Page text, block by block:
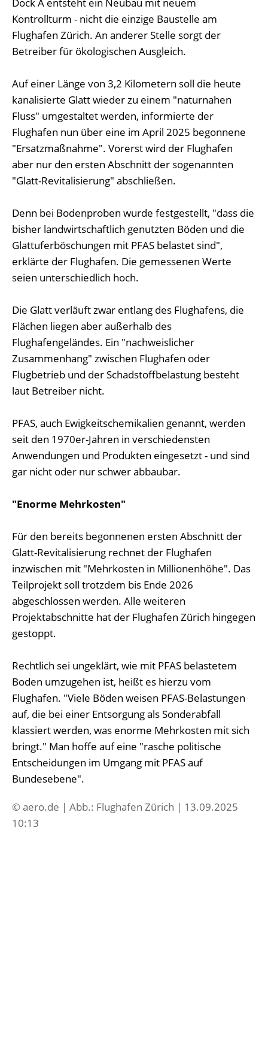
Kontrollturm - nicht die einzige Baustelle am
Flughafen Zürich. An anderer Stelle sorgt der
Betreiber für ökologischen Ausgleich.
Auf einer Länge von 3,2 Kilometern soll die heute
kanalisierte Glatt wieder zu einem "naturnahen
Fluss" umgestaltet werden, informierte der
Flughafen nun über eine im April 2025 begonnene
"Ersatzmaßnahme". Vorerst wird der Flughafen
aber nur den ersten Abschnitt der sogenannten
"Glatt-Revitalisierung" abschließen.
Denn bei Bodenproben wurde festgestellt, "dass die
bisher landwirtschaftlich genutzten Böden und die
Glattuferböschungen mit PFAS belastet sind",
erklärte der Flughafen. Die gemessenen Werte
seien unterschiedlich hoch.
Die Glatt verläuft zwar entlang des Flughafens, die
Flächen liegen aber außerhalb des
Flughafengeländes. Ein "nachweislicher
Zusammenhang" zwischen Flughafen oder
Flugbetrieb und der Schadstoffbelastung besteht
laut Betreiber nicht.
PFAS, auch Ewigkeitschemikalien genannt, werden
seit den 1970er-Jahren in verschiedensten
Anwendungen und Produkten eingesetzt - und sind
gar nicht oder nur schwer abbaubar.
"Enorme Mehrkosten"
Für den bereits begonnenen ersten Abschnitt der
Glatt-Revitalisierung rechnet der Flughafen
inzwischen mit "Mehrkosten in Millionenhöhe". Das
Teilprojekt soll trotzdem bis Ende 2026
abgeschlossen werden. Alle weiteren
Projektabschnitte hat der Flughafen Zürich hingegen
gestoppt.
Rechtlich sei ungeklärt, wie mit PFAS belastetem
Boden umzugehen ist, heißt es hierzu vom
Flughafen. "Viele Böden weisen PFAS-Belastungen
auf, die bei einer Entsorgung als Sonderabfall
klassiert werden, was enorme Mehrkosten mit sich
bringt." Man hoffe auf eine "rasche politische
Entscheidungen im Umgang mit PFAS auf
Bundesebene".
© aero.de | Abb.: Flughafen Zürich | 13.09.2025
10:13